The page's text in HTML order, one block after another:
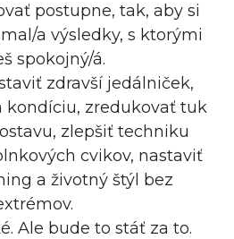
postupne, tak, aby si
a výsledky, s ktorými
spokojný/á.
zdravší jedálniček,
kondíciu, zredukovať tuk
zlepšiť techniku
cvikov, nastaviť
a životný štýl bez
Ale bude to stáť za to.